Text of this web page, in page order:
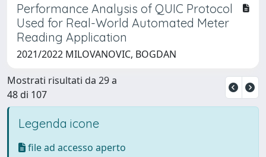
Performance Analysis of QUIC Protocol
Used for Real-World Automated Meter
Reading Application
2021/2022 MILOVANOVIC, BOGDAN
Mostrati risultati da 29 a
48 di 107
Legenda icone
file ad accesso aperto